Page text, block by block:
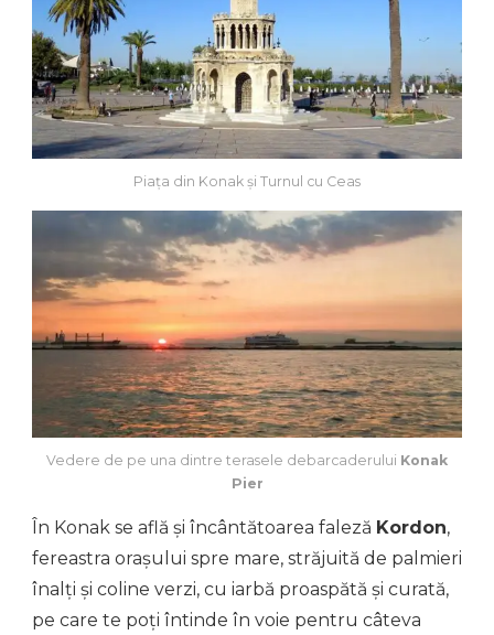
Piața din Konak și Turnul cu Ceas
Vedere de pe una dintre terasele debarcaderului Konak
Pier
În Konak se află și încântătoarea faleză Kordon,
fereastra orașului spre mare, străjuită de palmieri
înalți și coline verzi, cu iarbă proaspătă și curată,
pe care te poți întinde în voie pentru câteva